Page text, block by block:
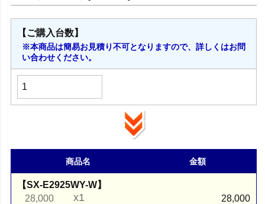
【ご購入台数】
※本商品は簡易お見積り不可となりますので、詳しくはお問
い合わせください。
商品名 金額
【SX-E2925WY-W】
28,000
x1 28,000